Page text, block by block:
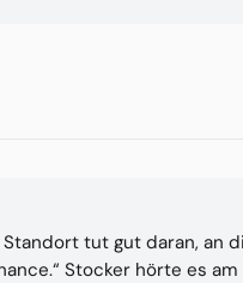
tut gut daran, an
Stocker hörte es